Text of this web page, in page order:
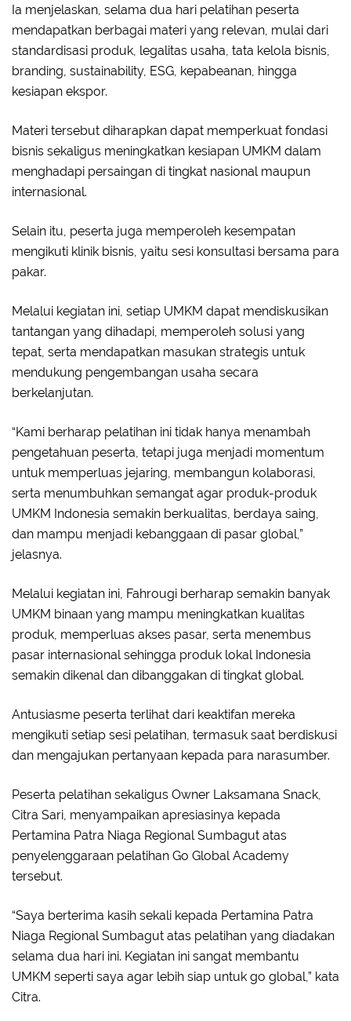
Ia menjelaskan, selama dua hari pelatihan peserta
mendapatkan berbagai materi yang relevan, mulai dari
standardisasi produk, legalitas usaha, tata kelola bisnis,
branding, sustainability, ESG, kepabeanan, hingga
kesiapan ekspor.
Materi tersebut diharapkan dapat memperkuat fondasi
bisnis sekaligus meningkatkan kesiapan UMKM dalam
menghadapi persaingan di tingkat nasional maupun
internasional.
Selain itu, peserta juga memperoleh kesempatan
mengikuti klinik bisnis, yaitu sesi konsultasi bersama para
pakar.
Melalui kegiatan ini, setiap UMKM dapat mendiskusikan
tantangan yang dihadapi, memperoleh solusi yang
tepat, serta mendapatkan masukan strategis untuk
mendukung pengembangan usaha secara
berkelanjutan.
“Kami berharap pelatihan ini tidak hanya menambah
pengetahuan peserta, tetapi juga menjadi momentum
untuk memperluas jejaring, membangun kolaborasi,
serta menumbuhkan semangat agar produk-produk
UMKM Indonesia semakin berkualitas, berdaya saing,
dan mampu menjadi kebanggaan di pasar global,”
jelasnya.
Melalui kegiatan ini, Fahrougi berharap semakin banyak
UMKM binaan yang mampu meningkatkan kualitas
produk, memperluas akses pasar, serta menembus
pasar internasional sehingga produk lokal Indonesia
semakin dikenal dan dibanggakan di tingkat global.
Antusiasme peserta terlihat dari keaktifan mereka
mengikuti setiap sesi pelatihan, termasuk saat berdiskusi
dan mengajukan pertanyaan kepada para narasumber.
Peserta pelatihan sekaligus Owner Laksamana Snack,
Citra Sari, menyampaikan apresiasinya kepada
Pertamina Patra Niaga Regional Sumbagut atas
penyelenggaraan pelatihan Go Global Academy
tersebut.
“Saya berterima kasih sekali kepada Pertamina Patra
Niaga Regional Sumbagut atas pelatihan yang diadakan
selama dua hari ini. Kegiatan ini sangat membantu
UMKM seperti saya agar lebih siap untuk go global,” kata
Citra.